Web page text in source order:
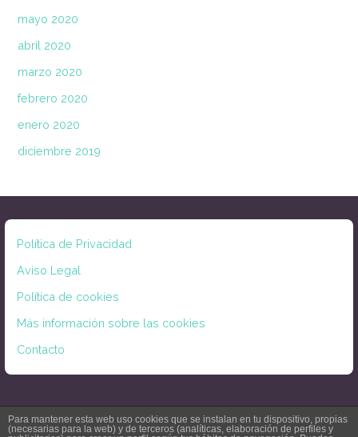
mayo 2020
abril 2020
marzo 2020
febrero 2020
enero 2020
diciembre 2019
Política de Privacidad
Aviso Legal
Política de cookies
Más información sobre las cookies
Contacto
Para mantener esta web uso cookies que se instalan en tu dispositivo, propias
(necesarias para la web) y de terceros (analíticas, elaboración de perfiles y